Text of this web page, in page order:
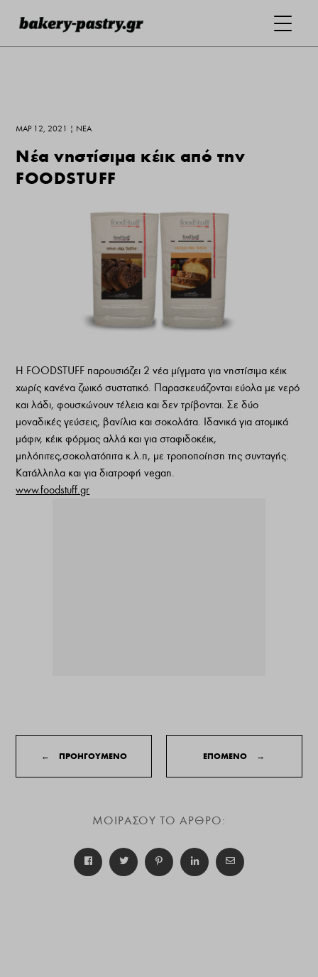
ΜΑΡ 12, 2021 | ΝΕΑ
Νέα νηστίσιμα κέικ από την
FOODSTUFF
Η FOODSTUFF παρουσιάζει 2 νέα μίγματα για νηστίσιμα κέικ
χωρίς κανένα ζωικό συστατικό. Παρασκευάζονται εύολα με νερό
και λάδι, φουσκώνουν τέλεια και δεν τρίβονται. Σε δύο
μοναδικές γεύσεις, βανίλια και σοκολάτα. Ιδανικά για ατομικά
μάφιν, κέικ φόρμας αλλά και για σταφιδοκέικ,
μηλόπιτες,σοκολατόπιτα κ.λ.π, με τροποποίηση της συνταγής.
Κατάλληλα και για διατροφή vegan.
www.foodstuff.gr
← ΠΡΟΗΓΟΥΜΕΝΟ ΕΠΟΜΕΝΟ →
ΜΟΙΡΑΣΟΥ ΤΟ ΑΡΘΡΟ: